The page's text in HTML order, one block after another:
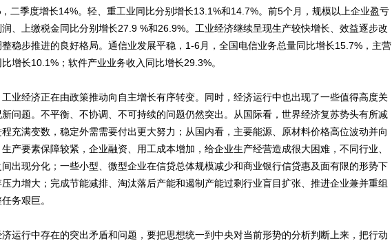
二季度增长14%。轻、重工业同比分别增长13.1%和14.7%。前5个月，规模以上企业盈亏
、上缴税金同比分别增长27.9 %和26.9%。工业经济继续呈现生产较快增长、效益逐步改
稳步推进的良好格局。通信业发展平稳，1-6月，全国电信业务总量同比增长15.7%，主营
增长10.1%；软件产业业务收入同比增长29.3%。
经济正在由政策推动向自主增长有序转变。同时，经济运行中也出现了一些值得高度关
问题。不平衡、不协调、不可持续的问题仍然突出。从国际看，世界经济复苏势头有所减
充满变数，稳定外需需要付出更大努力；从国内看，主要能源、原材料价格高位波动并向
产要素保障较紧，企业融资、用工成本增加，给企业生产经营造成很大困难，不同行业、
出现分化；一些小型、微型企业在信贷总体规模减少和商业银行信贷惠及面有限的形势下
力增大；完成节能减排、淘汰落后产能和遏制产能过剩行业盲目扩张、推进企业兼并重组
务艰巨。
行中存在的突出矛盾和问题，要把思想统一到中央对当前形势的分析判断上来，把行动